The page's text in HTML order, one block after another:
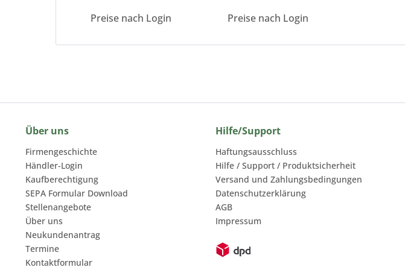
Preise nach Login Preise nach Login
Über uns
Firmengeschichte
Händler-Login
Kaufberechtigung
SEPA Formular Download
Stellenangebote
Über uns
Neukundenantrag
Termine
Kontaktformular
Hilfe/Support
Haftungsausschluss
Hilfe / Support / Produktsicherheit
Versand und Zahlungsbedingungen
Datenschutzerklärung
AGB
Impressum